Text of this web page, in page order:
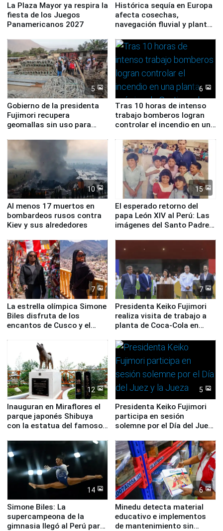
La Plaza Mayor ya respira la
fiesta de los Juegos
Panamericanos 2027
Histórica sequía en Europa
afecta cosechas,
navegación fluvial y plantas
5
Gobierno de la presidenta
Fujimori recupera
geomallas sin uso para
Fenómeno El Niño
6
Tras 10 horas de intenso
trabajo bomberos logran
controlar el incendio en una
de Chile
10
Al menos 17 muertos en
bombardeos rusos contra
Kiev y sus alrededores
15
El esperado retorno del
papa León XIV al Perú: Las
imágenes del Santo Padre
7
La estrella olímpica Simone
Biles disfruta de los
encantos de Cusco y el
7
Presidenta Keiko Fujimori
realiza visita de trabajo a
planta de Coca-Cola en
12
Inauguran en Miraflores el
parque japonés Shibuya
con la estatua del famoso
5
Presidenta Keiko Fujimori
participa en sesión
solemne por el Día del Juez
14
Simone Biles: La
supercampeona de la
gimnasia llegó al Perú para
6
Minedu detecta material
educativo e implementos
de mantenimiento sin